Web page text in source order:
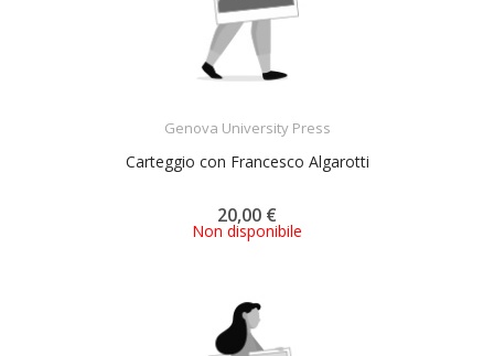
Genova University Press
Carteggio con Francesco Algarotti
20,00 €
Non disponibile